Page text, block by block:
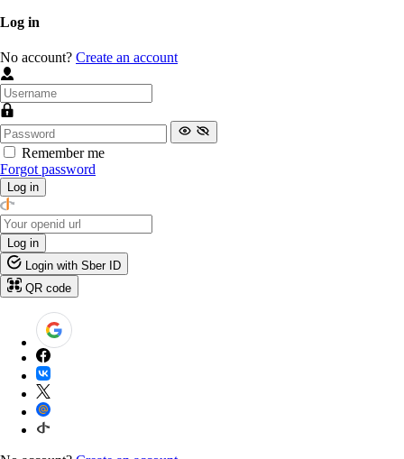
Log in
No account? Create an account
Remember me
Forgot password
Log in
Log in
Login with Sber ID
QR code